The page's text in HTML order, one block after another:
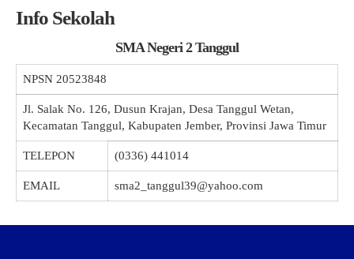
Info Sekolah
SMA Negeri 2 Tanggul
NPSN 20523848
Jl. Salak No. 126, Dusun Krajan, Desa Tanggul Wetan,
Kecamatan Tanggul, Kabupaten Jember, Provinsi Jawa Timur
TELEPON (0336) 441014
EMAIL sma2_tanggul39@yahoo.com